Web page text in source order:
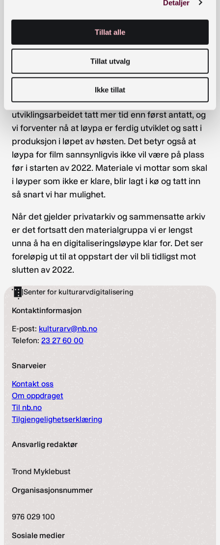
Detaljer
Tillat alle
Tillat utvalg
Ikke tillat
materiale er også løypene operative og kan ta
imot de aller fleste formater.
Den neste digitaliseringsløypa som skal stå ferdig
er for videomateriale. Av ulike årsaker har
utviklingsarbeidet tatt mer tid enn først antatt, og
vi forventer nå at løypa er ferdig utviklet og satt i
produksjon i løpet av høsten. Det betyr også at
løypa for film sannsynligvis ikke vil være på plass
før i starten av 2022. Materiale vi mottar som skal
i løyper som ikke er klare, blir lagt i kø og tatt inn
så snart vi har mulighet.
Når det gjelder privatarkiv og sammensatte arkiv
er det fortsatt den materialgruppa vi er lengst
unna å ha en digitaliseringsløype klar for. Det ser
foreløpig ut til at oppstart der vil bli tidligst mot
slutten av 2022.
|Senter for kulturarvdigitalisering
Kontaktinformasjon
E-post: kulturarv@nb.no
Telefon: 23 27 60 00
Snarveier
Kontakt oss
Om oppdraget
Til nb.no
Tilgjengelighetserklæring
Ansvarlig redaktør
Trond Myklebust
Organisasjonsnummer
976 029 100
Sosiale medier